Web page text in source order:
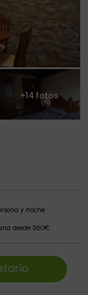
+14 fotos
y noche
desde 360€